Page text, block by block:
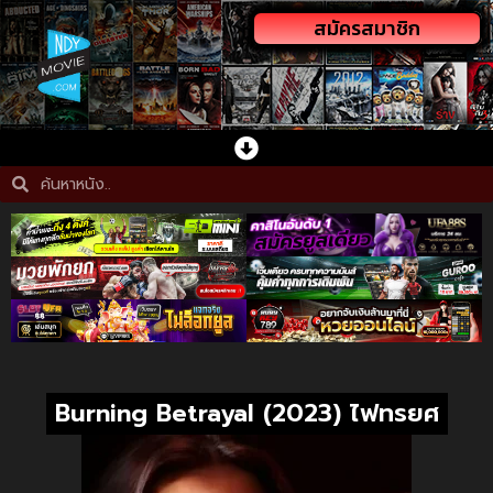
สมัครสมาชิก
Burning Betrayal (2023) ไฟทรยศ